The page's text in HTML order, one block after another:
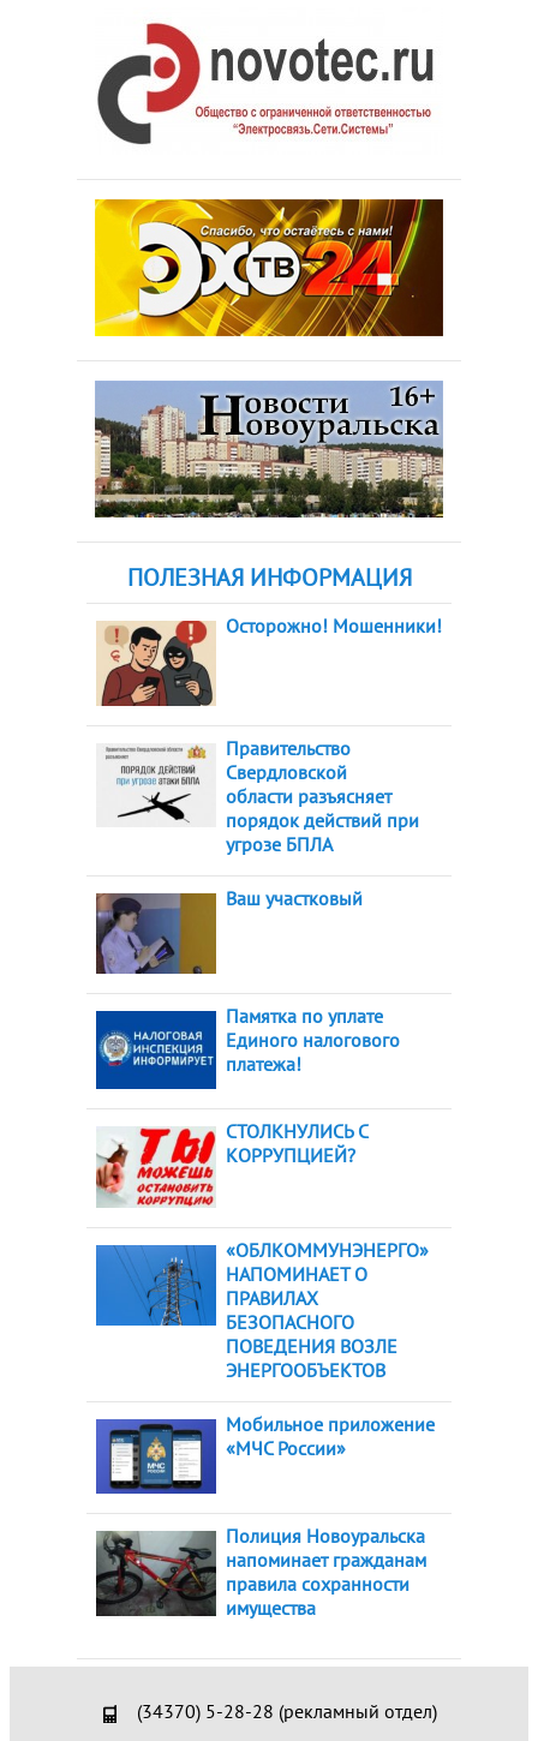
ПОЛЕЗНАЯ ИНФОРМАЦИЯ
Осторожно! Мошенники!
Правительство
Свердловской
области разъясняет
порядок действий при
угрозе БПЛА
Ваш участковый
Памятка по уплате
Единого налогового
платежа!
СТОЛКНУЛИСЬ С
КОРРУПЦИЕЙ?
«ОБЛКОММУНЭНЕРГО»
НАПОМИНАЕТ О
ПРАВИЛАХ
БЕЗОПАСНОГО
ПОВЕДЕНИЯ ВОЗЛЕ
ЭНЕРГООБЪЕКТОВ
Мобильное приложение
«МЧС России»
Полиция Новоуральска
напоминает гражданам
правила сохранности
имущества
(34370) 5-28-28 (рекламный отдел)